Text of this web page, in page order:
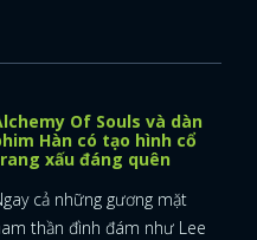
Of Souls và dàn
Hàn có tạo hình cổ
xấu đáng quên
cả những gương mặt
thần đình đám như Lee